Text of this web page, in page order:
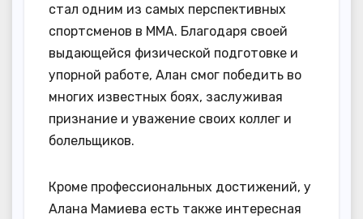
стал одним из самых перспективных
спортсменов в ММА. Благодаря своей
выдающейся физической подготовке и
упорной работе, Алан смог победить во
многих известных боях, заслуживая
признание и уважение своих коллег и
болельщиков.
Кроме профессиональных достижений, у
Алана Мамиева есть также интересная